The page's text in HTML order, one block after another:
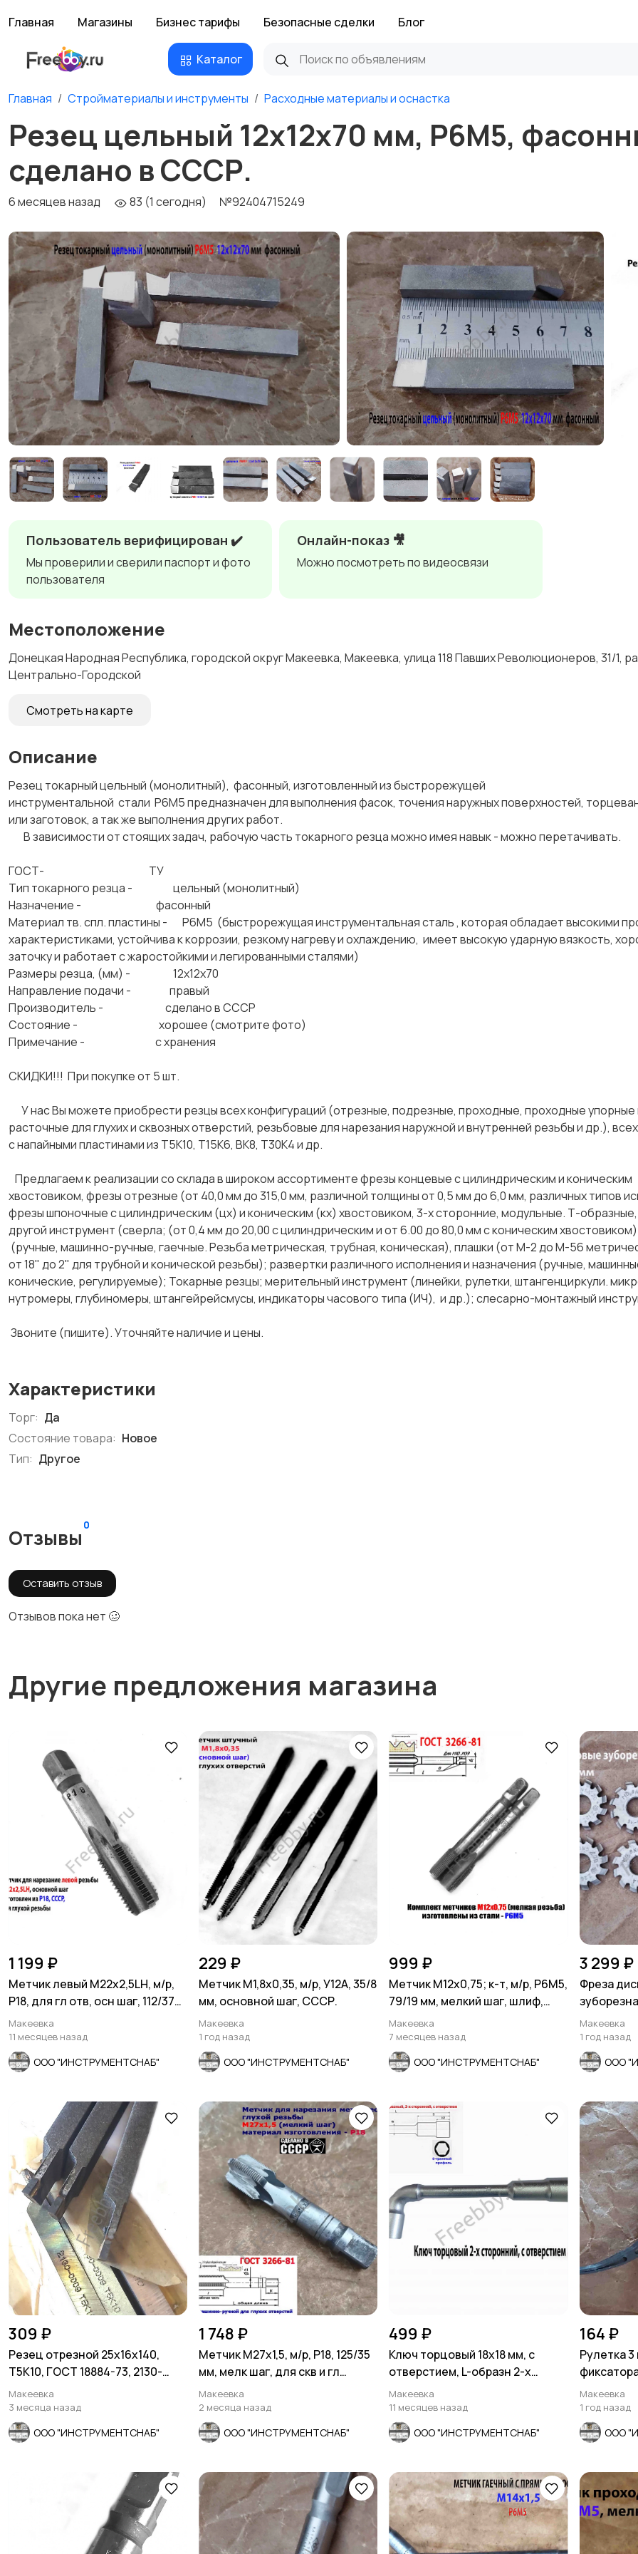
Главная Магазины Бизнес тарифы Безопасные сделки Блог
Каталог
Главная Стройматериалы и инструменты Расходные материалы и оснастка
Резец цельный 12х12х70 мм, Р6М5,
сделано в СССР.
6 месяцев назад 83 (1 сегодня) №92404715249
Пользователь верифицирован ✔️
Мы проверили и сверили паспорт и фото
пользователя
Онлайн-показ 🎥
Можно посмотреть по видеосвязи
Местоположение
Донецкая Народная Республика, городской округ Макеевка, Макеевка, улица 118 Павших Революционеров, 31/1,
Центрально-Городской
Смотреть на карте
Описание
Резец токарный цельный (монолитный), фасонный, изготовленный из быстрорежущей
инструментальной стали Р6М5 предназначен для выполнения фасок, точения наружных поверхностей,
или заготовок, а так же выполнения других работ.
В зависимости от стоящих задач, рабочую часть токарного резца можно имея навык - можно
ГОСТ- ТУ
Тип токарного резца - цельный (монолитный)
Назначение - фасонный
Материал тв. спл. пластины - Р6М5 (быстрорежущая инструментальная сталь , которая обладает высокими
характеристиками, устойчива к коррозии, резкому нагреву и охлаждению, имеет высокую ударную вязкость,
заточку и работает с жаростойкими и легированными сталями)
Размеры резца, (мм) - 12х12х70
Направление подачи - правый
Производитель - сделано в СССР
Состояние - хорошее (смотрите фото)
Примечание - с хранения
СКИДКИ!!! При покупке от 5 шт.
У нас Вы можете приобрести резцы всех конфигураций (отрезные, подрезные, проходные, проходные упорные
расточные для глухих и сквозных отверстий, резьбовые для нарезания наружной и внутренней резьбы и др.),
с напайными пластинами из Т5К10, Т15К6, ВК8, Т30К4 и др.
Предлагаем к реализации со склада в широком ассортименте фрезы концевые с цилиндрическим и коническим
хвостовиком, фрезы отрезные (от 40,0 мм до 315,0 мм, различной толщины от 0,5 мм до 6,0 мм, различных типов
фрезы шпоночные с цилиндрическим (цх) и коническим (кх) хвостовиком, 3-х сторонние, модульные. Т-
другой инструмент (сверла; (от 0,4 мм до 20,00 с цилиндрическим и от 6.00 до 80,0 мм с коническим
(ручные, машинно-ручные, гаечные. Резьба метрическая, трубная, коническая), плашки (от М-2 до М-56
от 18" до 2" для трубной и конической резьбы); развертки различного исполнения и назначения (ручные,
конические, регулируемые); Токарные резцы; мерительный инструмент (линейки, рулетки, штангенциркули.
нутромеры, глубиномеры, штангейрейсмусы, индикаторы часового типа (ИЧ), и др.); слесарно-монтажный
Звоните (пишите). Уточняйте наличие и цены.
Характеристики
Торг: Да
Состояние товара: Новое
Тип: Другое
Отзывы
0
Оставить отзыв
Отзывов пока нет 🥴
Другие предложения магазина
1 199 ₽
Метчик левый М22х2,5LH, м/р,
Р18, для гл отв, осн шаг, 112/37
мм, СССР
Макеевка
11 месяцев назад
ООО "ИНСТРУМЕНТСНАБ"
229 ₽
Метчик М1,8х0,35, м/р, У12А, 35/8
мм, основной шаг, СССР.
Макеевка
1 год назад
ООО "ИНСТРУМЕНТСНАБ"
999 ₽
Метчик М12х0,75; к-т, м/р, Р6М5,
79/19 мм, мелкий шаг, шлиф,
СССР.
Макеевка
7 месяцев назад
ООО "ИНСТРУМЕНТСНАБ"
3 299 ₽
Фреза
Z12, к-т 8 шт
Макеевка
1 год назад
ООО
309 ₽
Резец отрезной 25х16х140,
Т5К10, ГОСТ 18884-73, 2130-
0009.
Макеевка
3 месяца назад
ООО "ИНСТРУМЕНТСНАБ"
1 748 ₽
Метчик М27х1,5, м/р, Р18, 125/35
мм, мелк шаг, для скв и гл
резьбы, СССР
Макеевка
2 месяца назад
ООО "ИНСТРУМЕНТСНАБ"
499 ₽
Ключ торцовый 18х18 мм, с
отверстием, L-образн 2-х
сторонний, Cr-V.
Макеевка
11 месяцев назад
ООО "ИНСТРУМЕНТСНАБ"
164 ₽
Рулетка
2-х
Макеевка
1 год назад
ООО